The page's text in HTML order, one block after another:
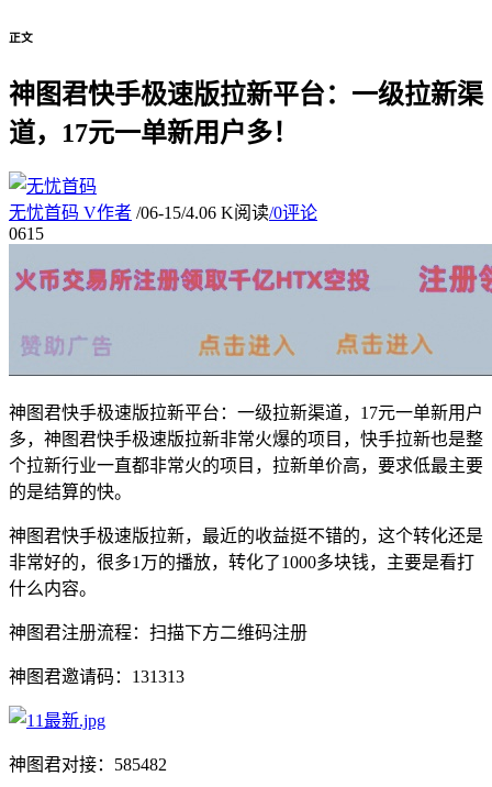
正文
神图君快手极速版拉新平台：一级拉新渠
道，17元一单新用户多！
无忧首码 V作者 /06-15/4.06 K阅读/0评论
0615
神图君快手极速版拉新平台：一级拉新渠道，17元一单新用户
多，神图君快手极速版拉新非常火爆的项目，快手拉新也是整
个拉新行业一直都非常火的项目，拉新单价高，要求低最主要
的是结算的快。
神图君快手极速版拉新，最近的收益挺不错的，这个转化还是
非常好的，很多1万的播放，转化了1000多块钱，主要是看打
什么内容。
神图君注册流程：扫描下方二维码注册
神图君邀请码：131313
神图君对接：585482